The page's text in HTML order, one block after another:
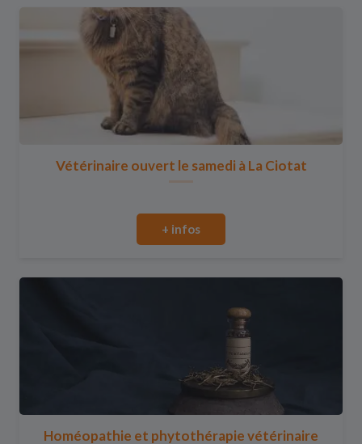
Vétérinaire ouvert le samedi à La Ciotat
+ infos
Homéopathie et phytothérapie vétérinaire